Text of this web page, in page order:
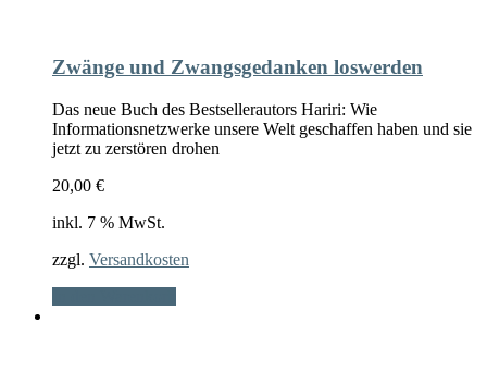
Zwänge und Zwangsgedanken loswerden
Das neue Buch des Bestsellerautors Hariri: Wie
Informationsnetzwerke unsere Welt geschaffen haben und sie
jetzt zu zerstören drohen
20,00 €
inkl. 7 % MwSt.
zzgl. Versandkosten